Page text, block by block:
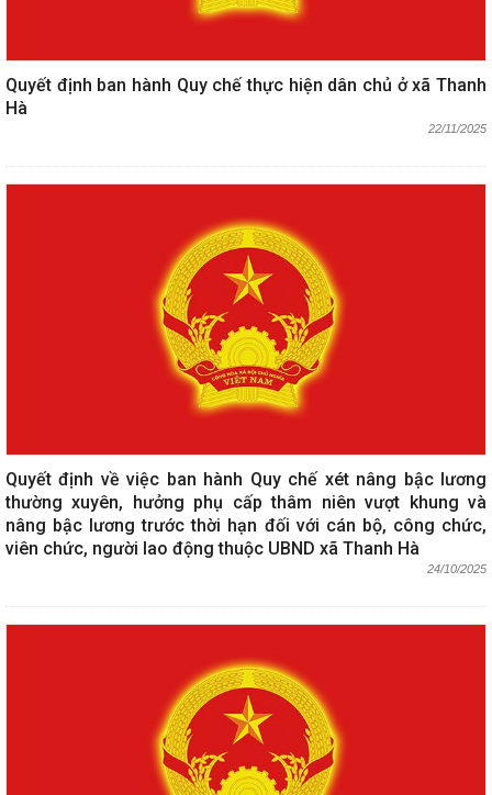
Quyết định ban hành Quy chế thực hiện dân chủ ở xã Thanh
Hà
22/11/2025
Quyết định về việc ban hành Quy chế xét nâng bậc lương
thường xuyên, hưởng phụ cấp thâm niên vượt khung và
nâng bậc lương trước thời hạn đối với cán bộ, công chức,
viên chức, người lao động thuộc UBND xã Thanh Hà
24/10/2025